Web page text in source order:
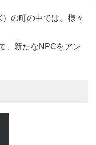
の町の中では、様々
、新たなNPCをアン